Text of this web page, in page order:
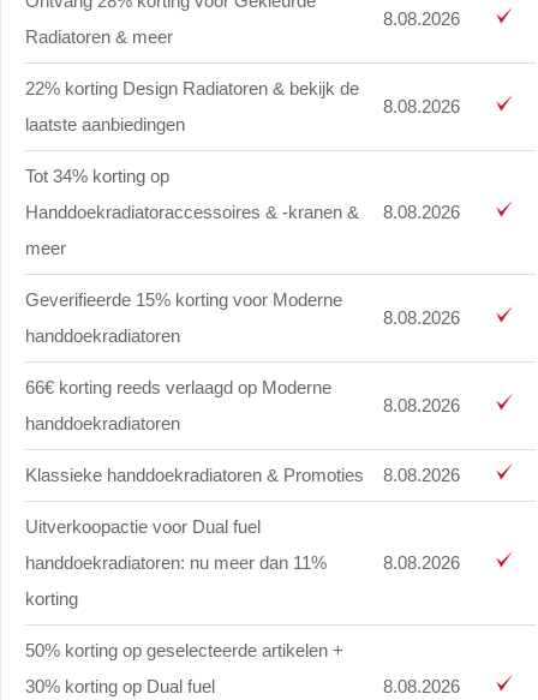
Radiatoren & meer
8.08.2026
22% korting Design Radiatoren & bekijk de
laatste aanbiedingen
8.08.2026
Tot 34% korting op
Handdoekradiatoraccessoires & -kranen &
meer
8.08.2026
Geverifieerde 15% korting voor Moderne
handdoekradiatoren
8.08.2026
66€ korting reeds verlaagd op Moderne
handdoekradiatoren
8.08.2026
Klassieke handdoekradiatoren & Promoties 8.08.2026
Uitverkoopactie voor Dual fuel
handdoekradiatoren: nu meer dan 11%
korting
8.08.2026
50% korting op geselecteerde artikelen +
30% korting op Dual fuel
8.08.2026